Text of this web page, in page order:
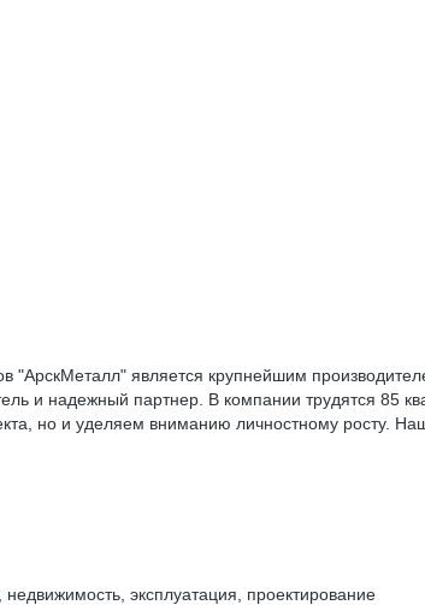
является крупнейшим
и надежный партнер. В компании трудятся
но и уделяем вниманию личностному росту.
эксплуатация, проектирование